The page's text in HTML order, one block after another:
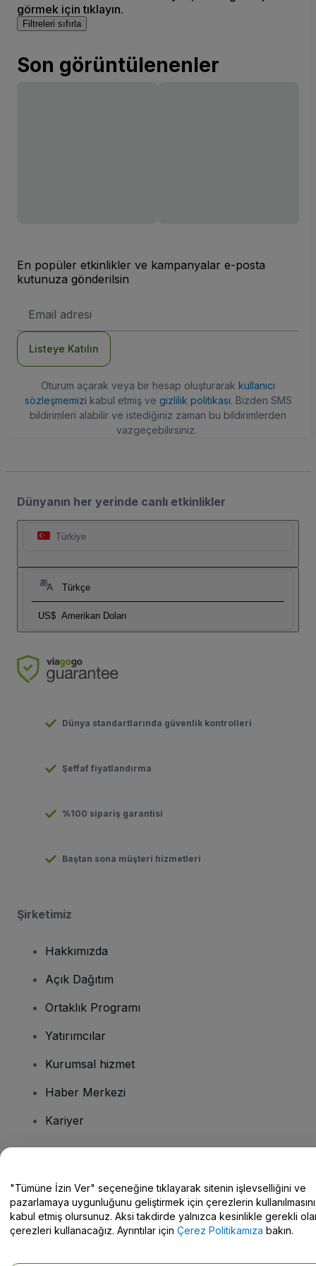
görmek için tıklayın.
Filtreleri sıfırla
Son görüntülenenler
En popüler etkinlikler ve kampanyalar e-posta
kutunuza gönderilsin
posta
Listeye Katılın
Oturum açarak veya bir hesap oluşturarak kullanıcı
sözleşmemizi kabul etmiş ve gizlilik politikası. Bizden SMS
bildirimleri alabilir ve istediğiniz zaman bu bildirimlerden
vazgeçebilirsiniz.
Dünyanın her yerinde canlı etkinlikler
Türkiye
Türkçe
US$ Amerikan Doları
Dünya standartlarında güvenlik kontrolleri
Şeffaf fiyatlandırma
%100 sipariş garantisi
Baştan sona müşteri hizmetleri
Şirketimiz
Hakkımızda
Açık Dağıtım
Ortaklık Programı
Yatırımcılar
Kurumsal hizmet
Haber Merkezi
Kariyer
Yardım Merkezi / Bize Ulaşın
"Tümüne İzin Ver" seçeneğine tıklayarak sitenin işlevselliğini ve
pazarlamaya uygunluğunu geliştirmek için çerezlerin kullanılmasını
kabul etmiş olursunuz. Aksi takdirde yalnızca kesinlikle gerekli
çerezleri kullanacağız. Ayrıntılar için Çerez Politikamıza bakın.